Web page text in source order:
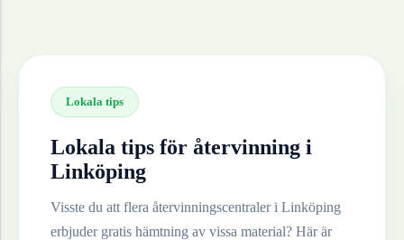
Lokala tips
Lokala tips för återvinning i
Linköping
Visste du att flera återvinningscentraler i Linköping
erbjuder gratis hämtning av vissa material? Här är